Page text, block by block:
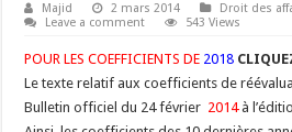
Majid 2 mars 2014
Droit des
Leave a comment
543 Views
POUR LES COEFFICIENTS DE 2018
Le texte relatif aux coefficients de
Bulletin officiel du 24 février 2014à